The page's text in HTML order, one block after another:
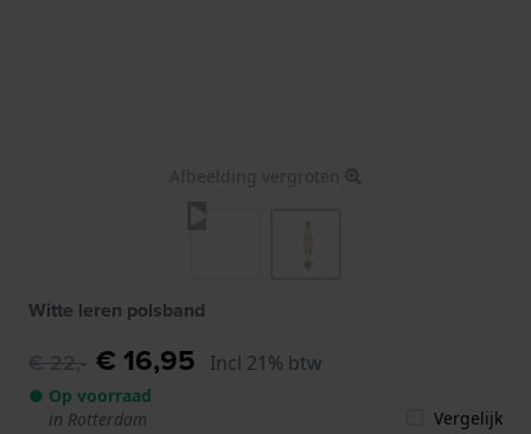
Afbeelding vergroten
Witte leren polsband
€ 22,- € 16,95 Incl 21% btw
● Op voorraad
in Rotterdam
Vergelijk